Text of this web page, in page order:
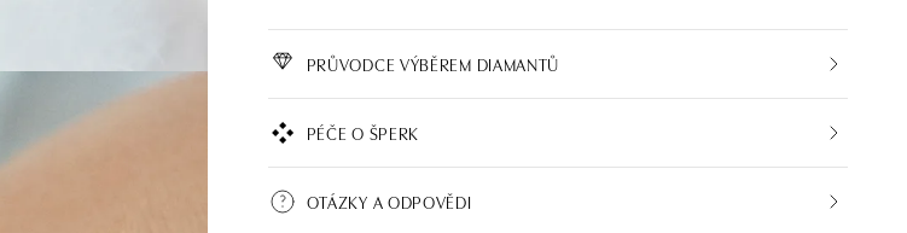
PRŮVODCE VÝBĚREM DIAMANTŮ
PÉČE O ŠPERK
OTÁZKY A ODPOVĚDI